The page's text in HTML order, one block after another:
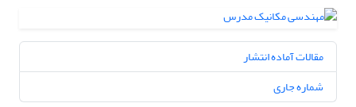
مقالات آماده انتشار
شماره جاری